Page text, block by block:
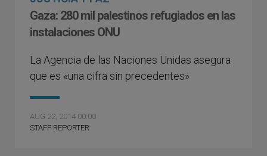
Gaza: 280 mil palestinos refugiados en las
instalaciones ONU
La Agencia de las Naciones Unidas asegura
que es «una cifra sin precedentes»
AUG 22, 2014 00:00
STAFF REPORTER